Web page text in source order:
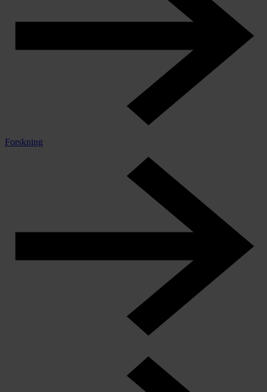
Forskning